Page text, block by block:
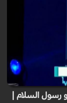
رسول السلام |